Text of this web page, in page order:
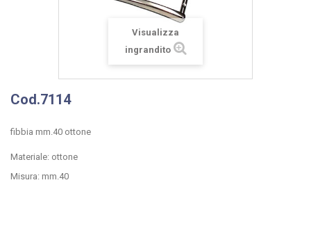
Visualizza
ingrandito
Cod.7114
fibbia mm.40 ottone
Materiale: ottone
Misura: mm.40